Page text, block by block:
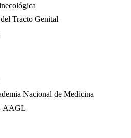
Tracto Genital
Nacional de Medicina
AAGL